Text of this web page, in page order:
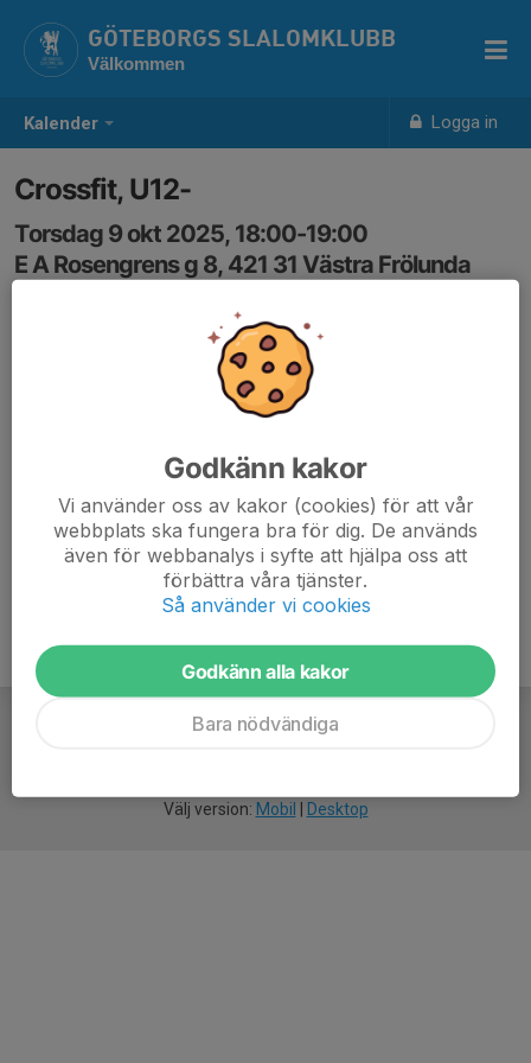
Kalender Logga in
GÖTEBORGS SLALOMKLUBB
Välkommen
Crossfit, U12-
Torsdag 9 okt 2025, 18:00-19:00
E A Rosengrens g 8, 421 31 Västra Frölunda
Första gången är 21/8, totalt 10 gånger, torsdagar
18:00-19:00, sista gången är 23/10
Välj version: Mobil Desktop
Godkänn kakor
Vi använder oss av kakor (cookies) för att vår
webbplats ska fungera bra för dig. De används
även för webbanalys i syfte att hjälpa oss att
förbättra våra tjänster.
Så använder vi cookies
Godkänn alla kakor
Bara nödvändiga